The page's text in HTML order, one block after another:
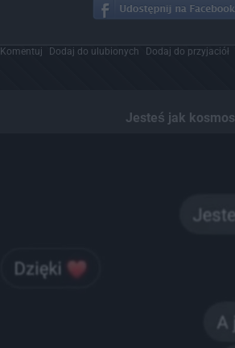
Komentuj Dodaj do ulubionych Dodaj do przyjaciół
Jesteś jak kosmos